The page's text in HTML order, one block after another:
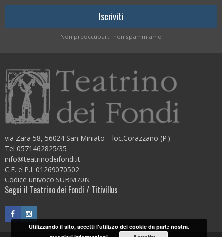
Non preoccuparti, non spammiamo
via Zara 58, 56024 San Miniato – loc.Corazzano (Pi)
Tel 0571462825/35
info@teatrinodeifondi.it
C.F. e P.I. 01269070502
Codice univoco SUBM70N
Segui il Teatrino dei Fondi / Titivillus
Utilizzando il sito, accetti l'utilizzo dei cookie da parte nostra.